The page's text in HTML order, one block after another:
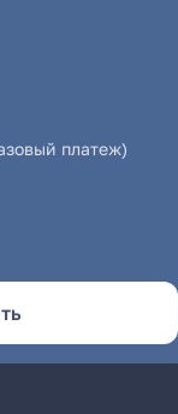
платеж)